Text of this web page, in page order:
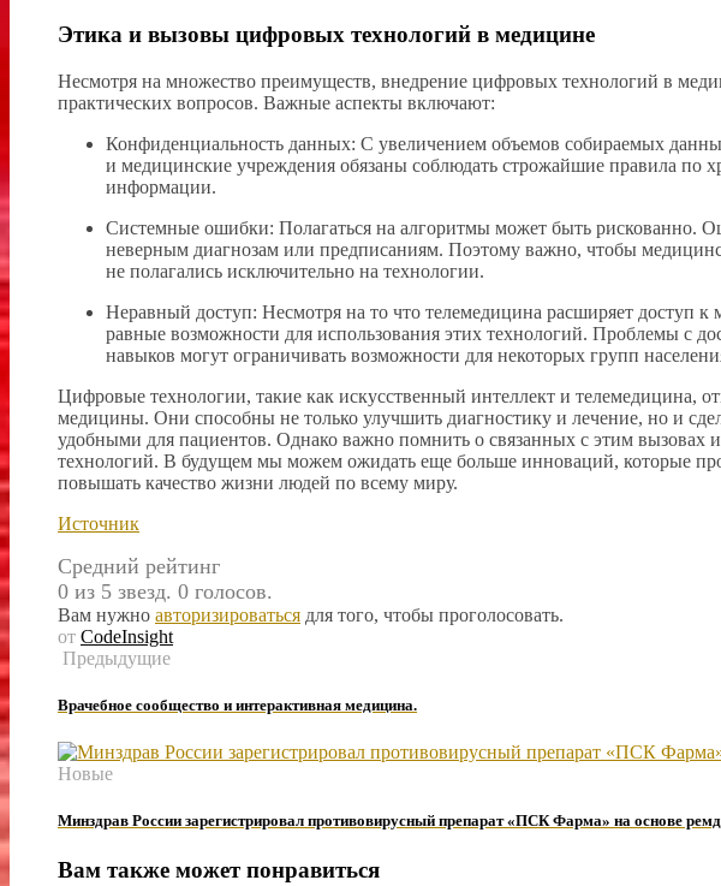
Этика и вызовы цифровых технологий в медицине
Несмотря на множество преимуществ, внедрение цифровых технологий в
практических вопросов. Важные аспекты включают:
Конфиденциальность данных: С увеличением объемов собираемых
и медицинские учреждения обязаны соблюдать строжайшие правила по
информации.
Системные ошибки: Полагаться на алгоритмы может быть рискованно.
неверным диагнозам или предписаниям. Поэтому важно, чтобы
не полагались исключительно на технологии.
Неравный доступ: Несмотря на то что телемедицина расширяет доступ
равные возможности для использования этих технологий. Проблемы с
навыков могут ограничивать возможности для некоторых групп
Цифровые технологии, такие как искусственный интеллект и телемедицина,
медицины. Они способны не только улучшить диагностику и лечение, но и
удобными для пациентов. Однако важно помнить о связанных с этим вызовах и
технологий. В будущем мы можем ожидать еще больше инноваций, которые
повышать качество жизни людей по всему миру.
Источник
Средний рейтинг
0 из 5 звезд. 0 голосов.
Вам нужно авторизироваться для того, чтобы проголосовать.
от CodeInsight
Предыдущие
Врачебное сообщество и интерактивная медицина.
Новые
Минздрав России зарегистрировал противовирусный препарат «ПСК Фарма» на основе
Вам также может понравиться